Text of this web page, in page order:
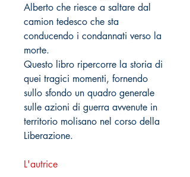
Alberto che riesce a saltare dal
camion tedesco che sta
conducendo i condannati verso la
morte.
Questo libro ripercorre la storia di
quei tragici momenti, fornendo
sullo sfondo un quadro generale
sulle azioni di guerra avvenute in
territorio molisano nel corso della
Liberazione.
L'autrice